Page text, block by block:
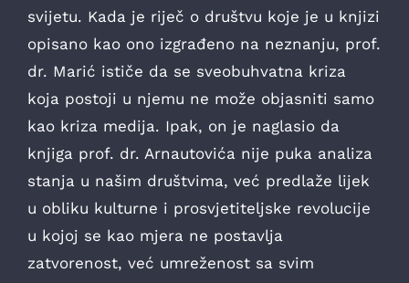
svijetu. Kada je riječ o društvu koje je u knjizi
opisano kao ono izgrađeno na neznanju, prof.
dr. Marić ističe da se sveobuhvatna kriza
koja postoji u njemu ne može objasniti samo
kao kriza medija. Ipak, on je naglasio da
knjiga prof. dr. Arnautovića nije puka analiza
stanja u našim društvima, već predlaže lijek
u obliku kulturne i prosvjetiteljske revolucije
u kojoj se kao mjera ne postavlja
zatvorenost, već umreženost sa svim